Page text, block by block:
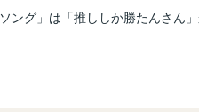
ング」は「推ししか勝たんさん」